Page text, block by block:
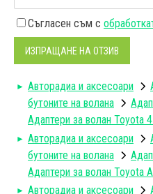
Съгласен съм с
ИЗПРАЩАНЕ НА ОТЗИВ
Авторадиa и аксесоари
бутоните на волана
Адаптери за волан Toyota
Авторадиa и аксесоари
бутоните на волана
Адаптери за волан Toyota
Авторадиa и аксесоари